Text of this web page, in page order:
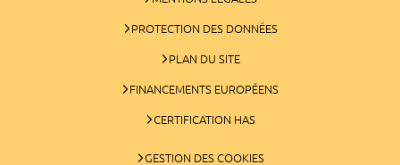
PROTECTION DES DONNÉES
PLAN DU SITE
FINANCEMENTS EUROPÉENS
CERTIFICATION HAS
GESTION DES COOKIES